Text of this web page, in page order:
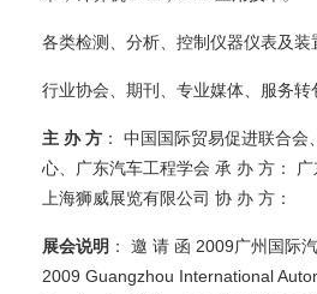
各类检测、分析、控制仪器仪表及装
行业协会、期刊、专业媒体、服务转
主 办 方 ： 中国国际贸易促进联合
心、广东汽车工程学会 承 办 方： 广
上海狮威展览有限公司 协 办 方：
展会说明 ： 邀 请 函 2009广州国际
2009 Guangzhou International